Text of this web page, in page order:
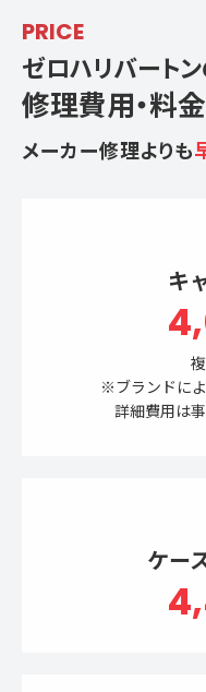
PRICE
ゼロハリバート
修理費用・料
メーカー修理よりも
キ
※ブランドによ
詳細費用は
ケー